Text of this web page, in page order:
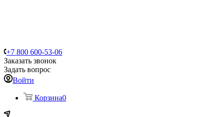
+7 800 600-53-06
Заказать звонок
Задать вопрос
Войти
Корзина0